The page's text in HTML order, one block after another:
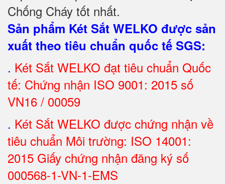
Chống Cháy tốt nhất.
Sản phẩm Két Sắt WELKO được sản
xuất theo tiêu chuẩn quốc tế SGS:
. Két Sắt WELKO đạt tiêu chuẩn Quốc
tế: Chứng nhận ISO 9001: 2015 số
VN16 / 00059
. Két Sắt WELKO được chứng nhận về
tiêu chuẩn Môi trường: ISO 14001:
2015 Giấy chứng nhận đăng ký số
000568-1-VN-1-EMS